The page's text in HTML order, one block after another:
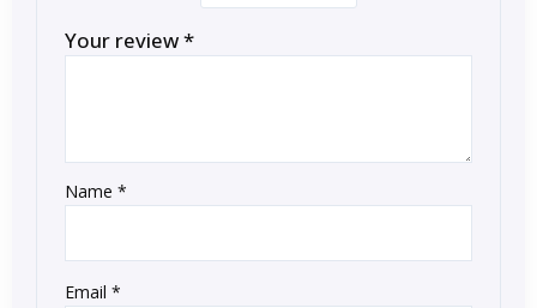
Your review*
Name*
Email*